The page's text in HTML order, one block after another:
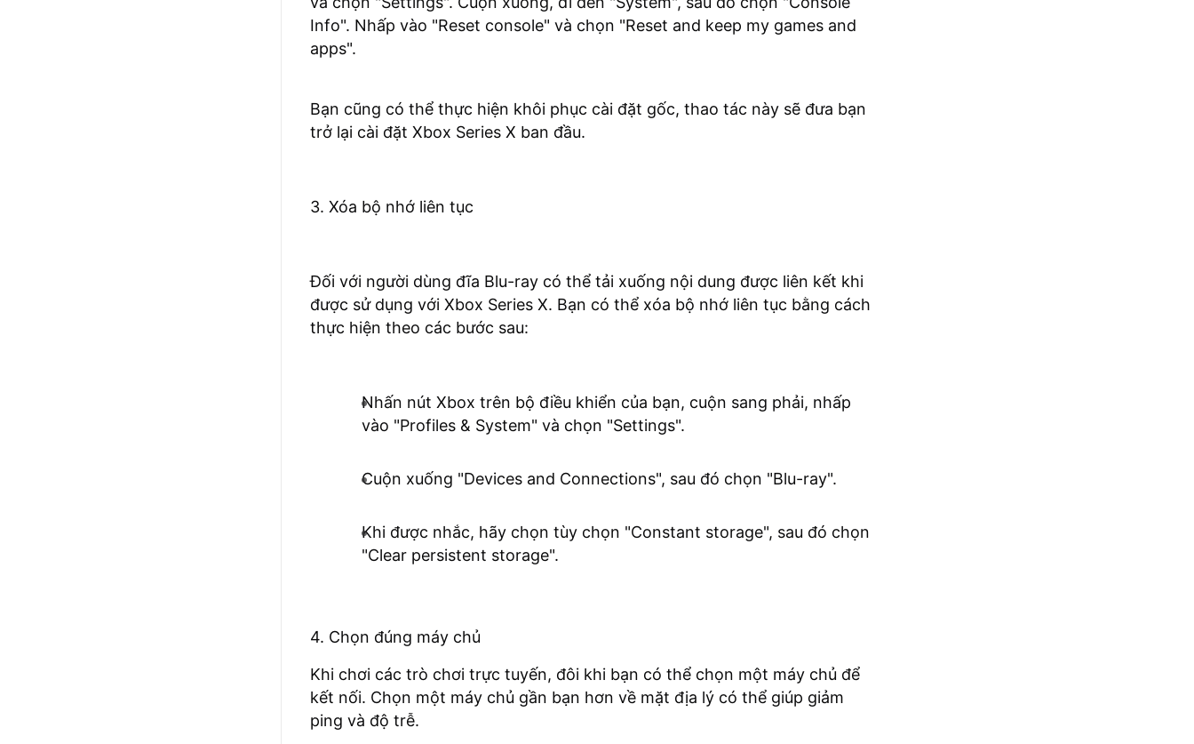
Info". Nhấp vào "Reset console" và chọn "Reset and keep my games and
apps".
Bạn cũng có thể thực hiện khôi phục cài đặt gốc, thao tác này sẽ đưa bạn
trở lại cài đặt Xbox Series X ban đầu.
3. Xóa bộ nhớ liên tục
Đối với người dùng đĩa Blu-ray có thể tải xuống nội dung được liên kết khi
được sử dụng với Xbox Series X. Bạn có thể xóa bộ nhớ liên tục bằng cách
thực hiện theo các bước sau:
Nhấn nút Xbox trên bộ điều khiển của bạn, cuộn sang phải, nhấp
vào "Profiles & System" và chọn "Settings".
Cuộn xuống "Devices and Connections", sau đó chọn "Blu-ray".
Khi được nhắc, hãy chọn tùy chọn "Constant storage", sau đó chọn
"Clear persistent storage".
4. Chọn đúng máy chủ
Khi chơi các trò chơi trực tuyến, đôi khi bạn có thể chọn một máy chủ để
kết nối. Chọn một máy chủ gần bạn hơn về mặt địa lý có thể giúp giảm
ping và độ trễ.